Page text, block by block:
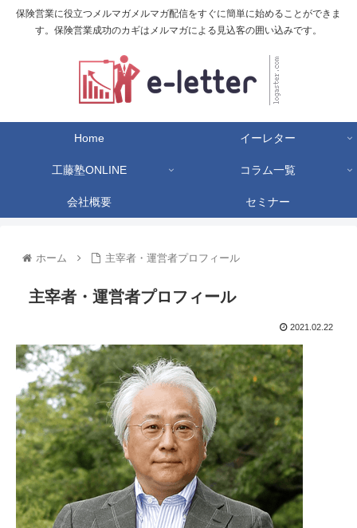
保険営業に役立つメルマガメルマガ配信をすぐに簡単に始めることができま
す。保険営業成功のカギはメルマガによる見込客の囲い込みです。
Home イーレター
工藤塾ONLINE コラム一覧
会社概要 セミナー
ホーム 主宰者・運営者プロフィール
主宰者・運営者プロフィール
2021.02.22